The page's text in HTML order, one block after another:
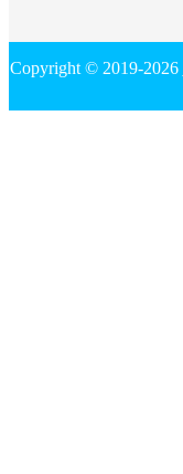
Copyright © 2019-2026